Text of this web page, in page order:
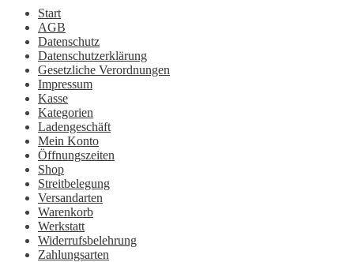
Start
AGB
Datenschutz
Datenschutzerklärung
Gesetzliche Verordnungen
Impressum
Kasse
Kategorien
Ladengeschäft
Mein Konto
Öffnungszeiten
Shop
Streitbelegung
Versandarten
Warenkorb
Werkstatt
Widerrufsbelehrung
Zahlungsarten